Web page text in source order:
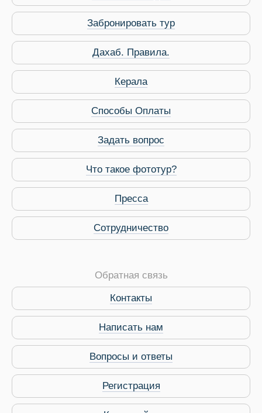
Забронировать тур
Дахаб. Правила.
Керала
Способы Оплаты
Задать вопрос
Что такое фототур?
Пресса
Сотрудничество
Обратная связь
Контакты
Написать нам
Вопросы и ответы
Регистрация